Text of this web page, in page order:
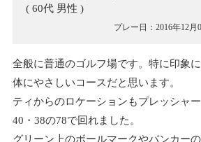
( 60代 男性 )
プレー日：2016年12月
全般に普通のゴルフ場です。特に印象
体にやさしいコースだと思います。
ティからのロケーションもプレッシャー
40・38の78で回れました。
グリーン上のボールマークやバンカー